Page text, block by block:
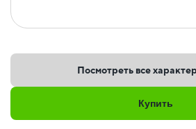
Посмотреть все
Купить